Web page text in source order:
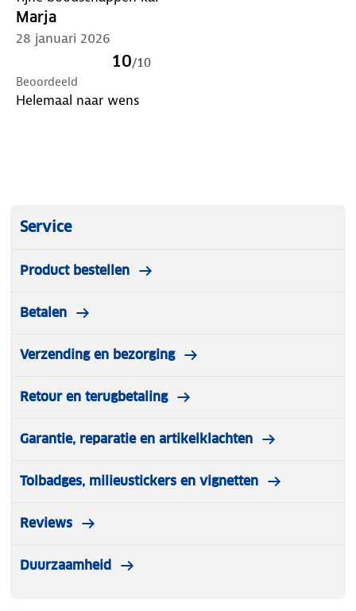
Marja
28 januari 2026
10/10
Beoordeeld
Helemaal naar wens
Service
Product bestellen
Betalen
Verzending en bezorging
Retour en terugbetaling
Garantie, reparatie en artikelklachten
Tolbadges, milieustickers en vignetten
Reviews
Duurzaamheid